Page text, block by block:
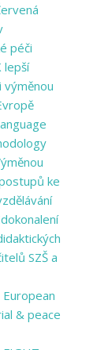
péči
lepší
výměnou
ke
SZŠ a
& peace